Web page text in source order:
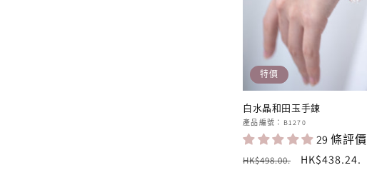
特價
白水晶和田玉手鍊
廠
商：
產品編號：B1270
29 條評價
定
HK$498.00.
售
HK$438.24.